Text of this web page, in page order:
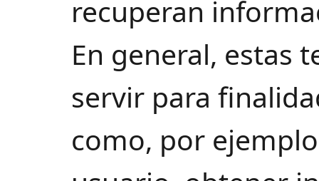
recuperan
En general, estas
servir para
como, por